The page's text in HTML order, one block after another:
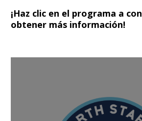
¡Haz clic en el programa a
obtener más información!